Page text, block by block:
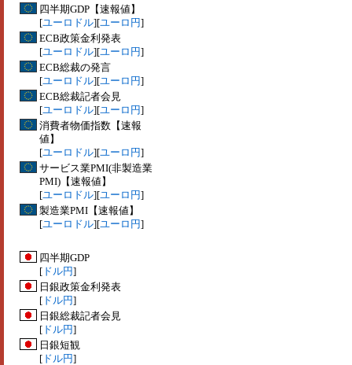
四半期GDP【速報値】
[ユーロドル][ユーロ円]
ECB政策金利発表
[ユーロドル][ユーロ円]
ECB総裁の発言
[ユーロドル][ユーロ円]
ECB総裁記者会見
[ユーロドル][ユーロ円]
消費者物価指数【速報
値】
[ユーロドル][ユーロ円]
サービス業PMI(非製造業
PMI)【速報値】
[ユーロドル][ユーロ円]
製造業PMI【速報値】
[ユーロドル][ユーロ円]
四半期GDP
[ ドル円]
日銀政策金利発表
[ ドル円]
日銀総裁記者会見
[ ドル円]
日銀短観
[ ドル円]